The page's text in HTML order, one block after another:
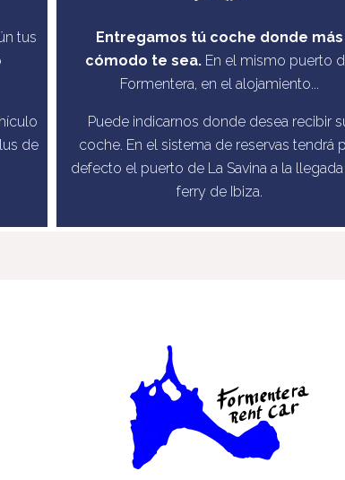
tus
de
Entregamos tú coche donde más
cómodo te sea. En el mismo puerto
Formentera, en el alojamiento...
Puede indicarnos donde desea recibir
coche. En el sistema de reservas tendrá
defecto el puerto de La Savina a la
ferry de Ibiza.